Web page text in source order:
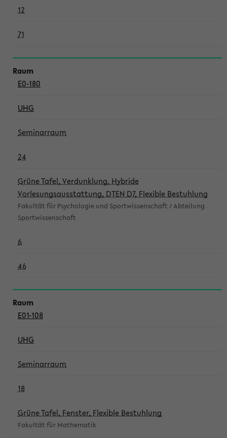
12
71
E0-180
UHG
Seminarraum
24
Grüne Tafel, Verdunklung, Hybride
Vorlesungsausstattung, DTEN D7, Flexible Bestuhlung
Fakultät für Psychologie und Sportwissenschaft / Abteilung
Sportwissenschaft
6
46
E01-108
UHG
Seminarraum
18
Grüne Tafel, Fenster, Flexible Bestuhlung
Fakultät für Mathematik